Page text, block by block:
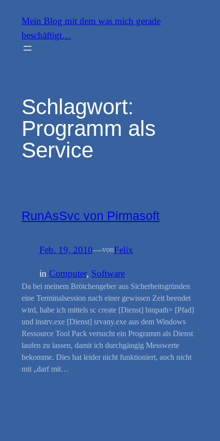
Inhalt
springen
Mein Blog mit dem was mich gerade
beschäftigt…
Schlagwort:
Programm als
Service
RunAsSvc von Pirmasoft
Feb. 19, 2010—vonFelix
in Computer, Software
Da bei meinem Brötchengeber aus Sicherheitsgründen
eine Terminalsession nach einer gewissen Zeit beendet
wird, habe ich mittels sc create [Dienst] binpath= [Pfad]
und instrv.exe [Dienst] srvany.exe aus dem Windows
Ressource Tool Pack versucht ein Programm als Dienst
laufen zu lassen, damit ich durchgängig Messwerte
bekomme. Dies hat leider nicht funktioniert, auch nicht
mit „darf mit…